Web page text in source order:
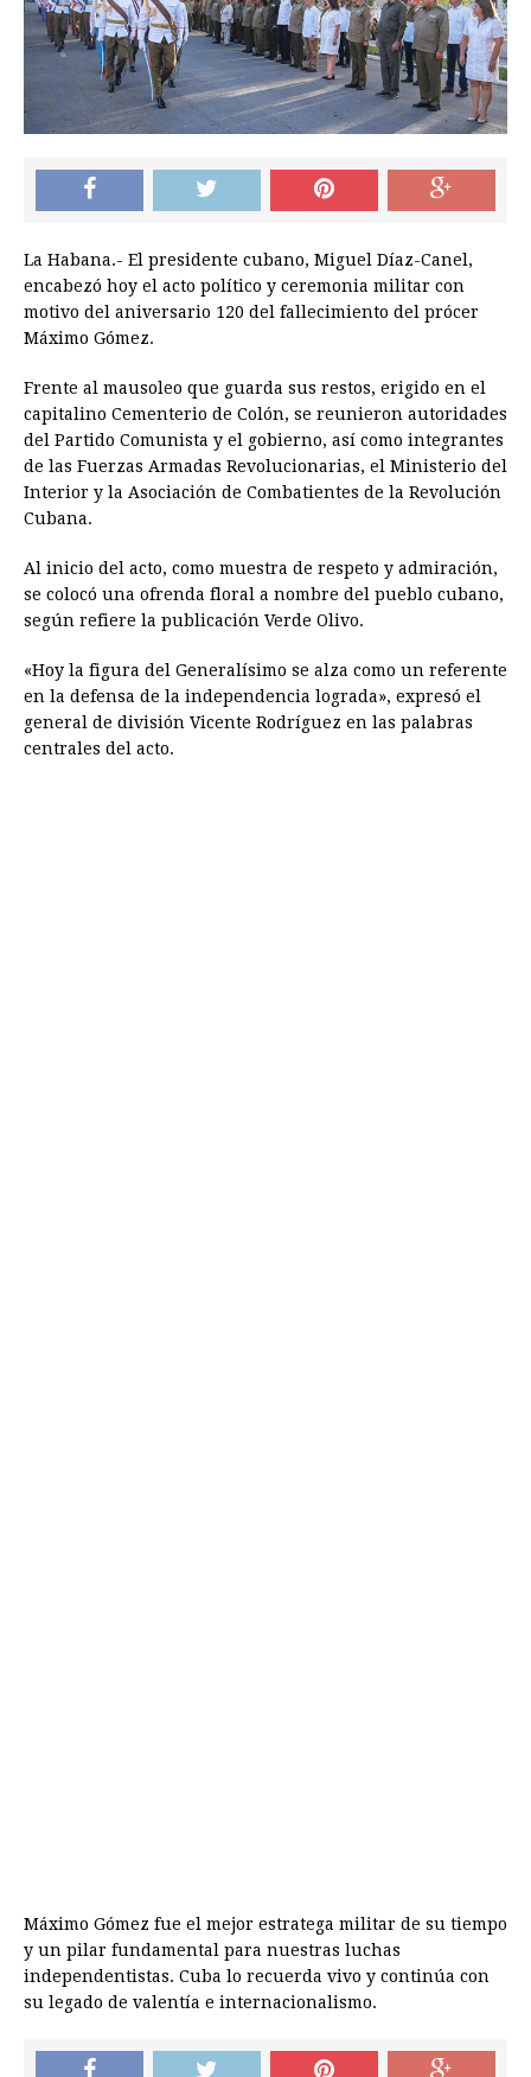
La Habana.- El presidente cubano, Miguel Díaz-Canel,
encabezó hoy el acto político y ceremonia militar con
motivo del aniversario 120 del fallecimiento del prócer
Máximo Gómez.
Frente al mausoleo que guarda sus restos, erigido en el
capitalino Cementerio de Colón, se reunieron autoridades
del Partido Comunista y el gobierno, así como integrantes
de las Fuerzas Armadas Revolucionarias, el Ministerio del
Interior y la Asociación de Combatientes de la Revolución
Cubana.
Al inicio del acto, como muestra de respeto y admiración,
se colocó una ofrenda floral a nombre del pueblo cubano,
según refiere la publicación Verde Olivo.
«Hoy la figura del Generalísimo se alza como un referente
en la defensa de la independencia lograda», expresó el
general de división Vicente Rodríguez en las palabras
centrales del acto.
Máximo Gómez fue el mejor estratega militar de su tiempo
y un pilar fundamental para nuestras luchas
independentistas. Cuba lo recuerda vivo y continúa con
su legado de valentía e internacionalismo.